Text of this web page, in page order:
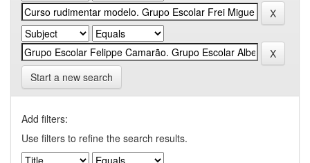
Start a new search
Add filters:
Use filters to refine the search results.